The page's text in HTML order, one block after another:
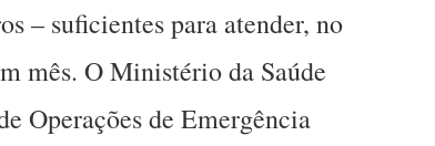
– suficientes para atender, no
mês. O Ministério da Saúde
Operações de Emergência